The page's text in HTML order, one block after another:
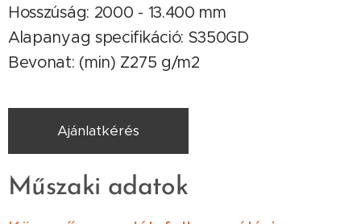
Hosszúság: 2000 - 13.400 mm
Alapanyag specifikáció: S350GD
Bevonat: (min) Z275 g/m2
Ajánlatkérés
Műszaki adatok